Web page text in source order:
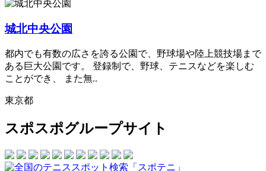
城北中央公園
都内でも有数の広さを誇る公園で、野球場や陸上競技場まで
ある巨大公園です。 登録制で、野球、テニスなどを楽しむ
ことができ、 また無..
東京都
スポスポグループサイト